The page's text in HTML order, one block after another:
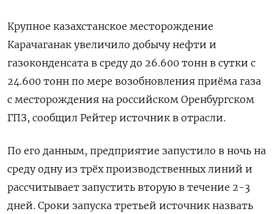
Крупное казахстанское месторождение
Карачаганак увеличило добычу нефти и
газоконденсата в среду до 26.600 тонн в сутки с
24.600 тонн по мере возобновления приёма газа
с месторождения на российском Оренбургском
ГПЗ, сообщил Рейтер источник в отрасли.
По его данным, предприятие запустило в ночь на
среду одну из трёх производственных линий и
рассчитывает запустить вторую в течение 2-3
дней. Сроки запуска третьей источник назвать